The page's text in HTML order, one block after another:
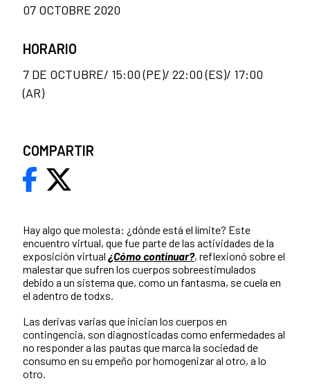
Hay algo que molesta: ¿dónde está el límite? Este
encuentro virtual, que fue parte de las actividades de la
exposición virtual ¿Cómo continuar?, reflexionó sobre el
malestar que sufren los cuerpos sobreestimulados
debido a un sistema que, como un fantasma, se cuela en
el adentro de todxs.
Las derivas varias que inician los cuerpos en
contingencia, son diagnosticadas como enfermedades al
no responder a las pautas que marca la sociedad de
consumo en su empeño por homogenizar al otro, a lo
otro.
07 OCTOBRE 2020
HORARIO
7 DE OCTUBRE/ 15:00 (PE)/ 22:00 (ES)/ 17:00
(AR)
COMPARTIR